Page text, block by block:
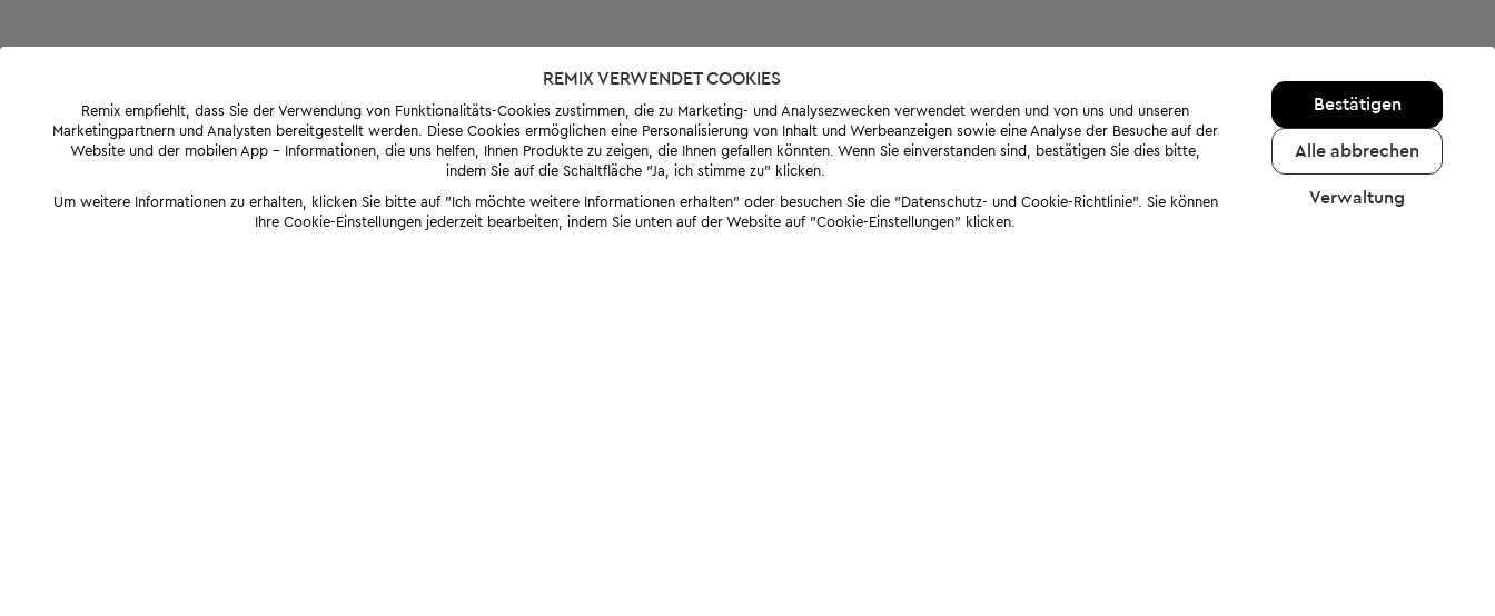
REMIX VERWENDET COOKIES
Remix empfiehlt, dass Sie der Verwendung von Funktionalitäts-Cookies zustimmen, die zu Marketing- und Analysezwecken verwendet werden und von uns und unseren
Marketingpartnern und Analysten bereitgestellt werden. Diese Cookies ermöglichen eine Personalisierung von Inhalt und Werbeanzeigen sowie eine Analyse der Besuche auf der
Website und der mobilen App - Informationen, die uns helfen, Ihnen Produkte zu zeigen, die Ihnen gefallen könnten. Wenn Sie einverstanden sind, bestätigen Sie dies bitte,
indem Sie auf die Schaltfläche "Ja, ich stimme zu" klicken.
Um weitere Informationen zu erhalten, klicken Sie bitte auf "Ich möchte weitere Informationen erhalten" oder besuchen Sie die "Datenschutz- und Cookie-Richtlinie". Sie können
Ihre Cookie-Einstellungen jederzeit bearbeiten, indem Sie unten auf der Website auf "Cookie-Einstellungen" klicken.
Bestätigen
Alle abbrechen
Verwaltung